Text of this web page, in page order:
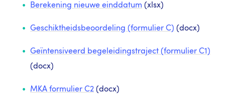
Berekening nieuwe einddatum (xlsx)
Geschiktheidsbeoordeling (formulier C) (docx)
Geïntensiveerd begeleidingstraject (formulier C1)
(docx)
MKA formulier C2 (docx)